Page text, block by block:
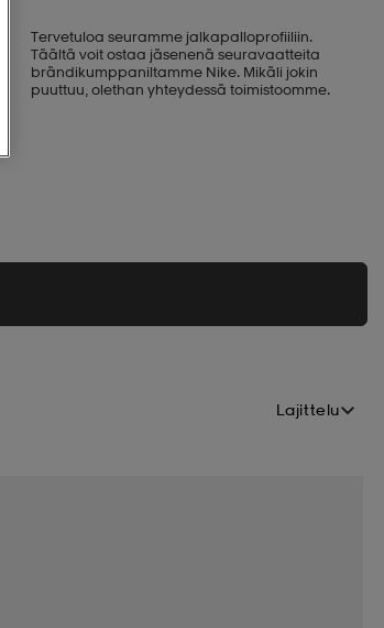
Tervetuloa seuramme jalkapalloprofiiliin.
Täältä voit ostaa jäsenenä seuravaatteita
brändikumppaniltamme Nike. Mikäli jokin
puuttuu, olethan yhteydessä toimistoomme.
Lajittelu